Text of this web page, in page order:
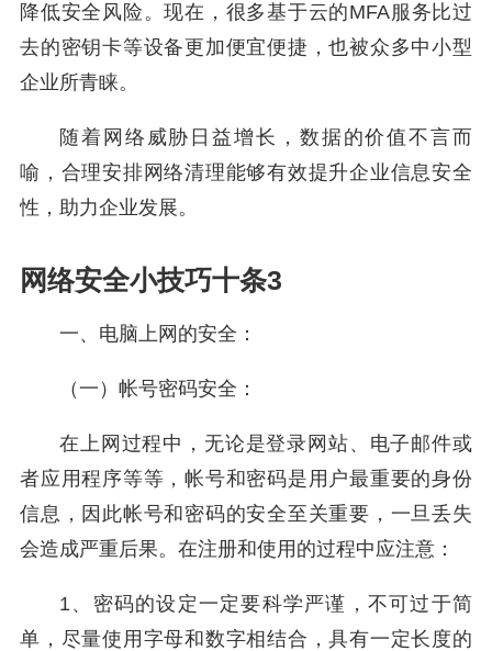
降低安全风险。现在，很多基于云的MFA服务比过
去的密钥卡等设备更加便宜便捷，也被众多中小型
企业所青睐。
随着网络威胁日益增长，数据的价值不言而
喻，合理安排网络清理能够有效提升企业信息安全
性，助力企业发展。
网络安全小技巧十条3
一、电脑上网的安全：
（一）帐号密码安全：
在上网过程中，无论是登录网站、电子邮件或
者应用程序等等，帐号和密码是用户最重要的身份
信息，因此帐号和密码的安全至关重要，一旦丢失
会造成严重后果。在注册和使用的过程中应注意：
1、密码的设定一定要科学严谨，不可过于简
单，尽量使用字母和数字相结合，具有一定长度的